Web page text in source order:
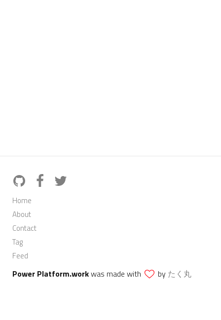
Home
About
Contact
Tag
Feed
Power Platform.workwas made with by たく丸